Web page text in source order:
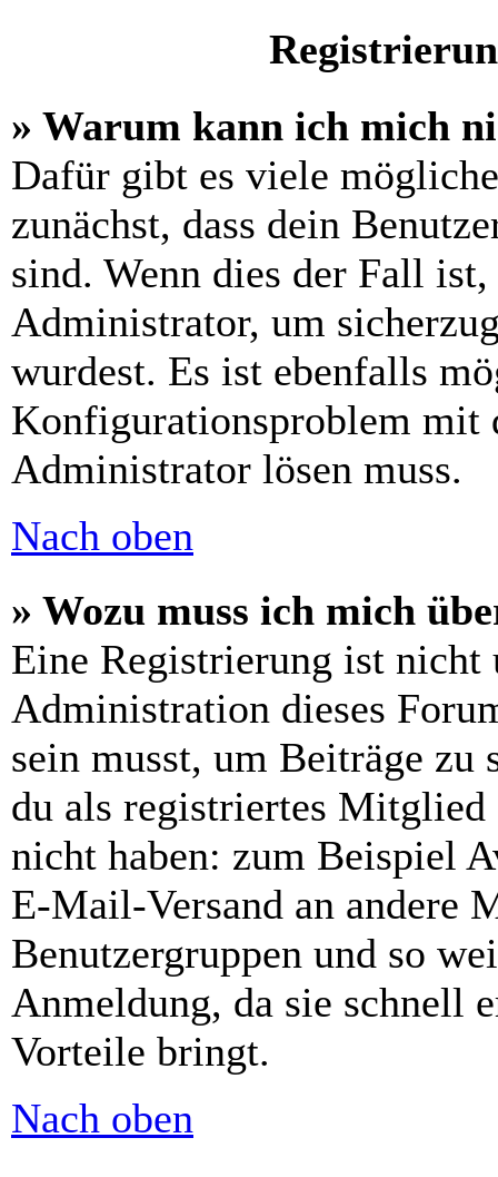
» Warum kann ich mich
Dafür gibt es viele
zunächst, dass dein
sind. Wenn dies der Fall
Administrator, um
wurdest. Es ist ebenfalls
Konfigurationsproblem mit
Administrator lösen muss.
Nach oben
» Wozu muss ich mich
Eine Registrierung ist
Administration dieses
sein musst, um Beiträge
du als registriertes Mitglied
nicht haben: zum Beispiel
E-Mail-Versand an andere
Benutzergruppen und so
Anmeldung, da sie schnell
Vorteile bringt.
Nach oben